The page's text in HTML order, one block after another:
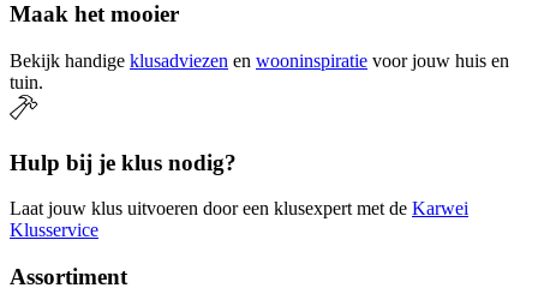
Maak het mooier
Bekijk handige klusadviezen en wooninspiratie voor jouw huis en
tuin.
Hulp bij je klus nodig?
Laat jouw klus uitvoeren door een klusexpert met de Karwei
Klusservice
Assortiment